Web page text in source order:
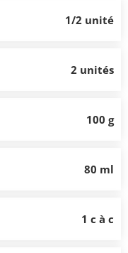
1/2 unité
2 unités
100 g
80 ml
1 c à c